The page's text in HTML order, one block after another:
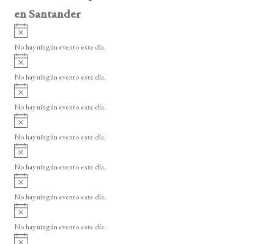
en Santander
A
v
i
o
No hay ningún evento este día.
A
v
i
o
No hay ningún evento este día.
A
v
i
o
No hay ningún evento este día.
A
v
i
o
No hay ningún evento este día.
A
v
i
o
No hay ningún evento este día.
A
v
i
o
No hay ningún evento este día.
A
v
i
No hay ningún evento este día.
A